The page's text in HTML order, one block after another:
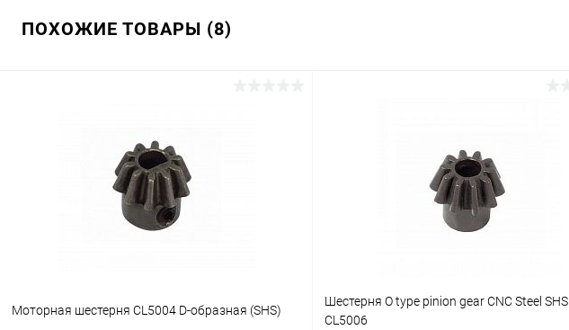
ПОХОЖИЕ ТОВАРЫ (8)
Моторная шестерня CL5004 D-образная (SHS)
Шестерня O type pinion gear CNC Steel SHS
CL5006